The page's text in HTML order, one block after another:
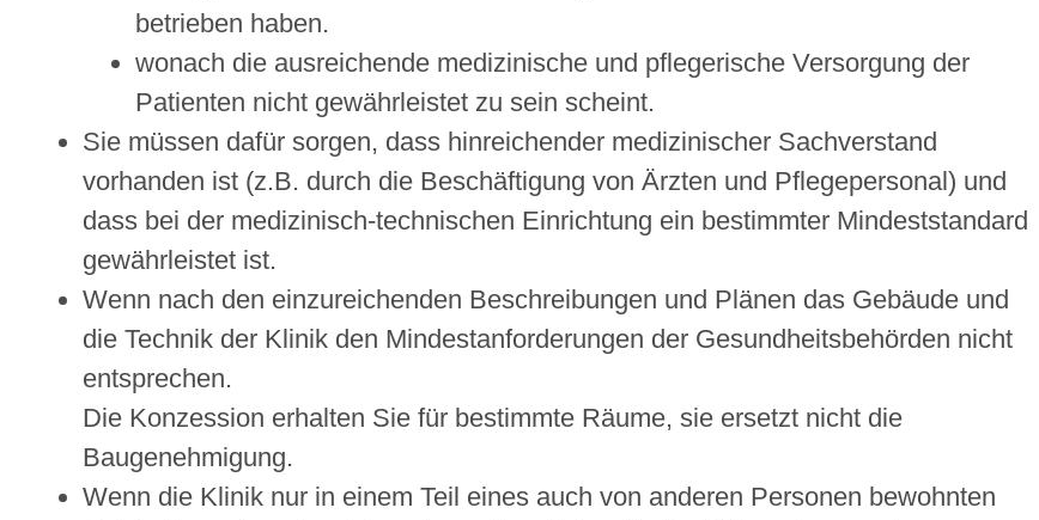
betrieben haben.
wonach die ausreichende medizinische und pflegerische Versorgung der
Patienten nicht gewährleistet zu sein scheint.
Sie müssen dafür sorgen, dass hinreichender medizinischer Sachverstand
vorhanden ist (z.B. durch die Beschäftigung von Ärzten und Pflegepersonal) und
dass bei der medizinisch-technischen Einrichtung ein bestimmter Mindeststandard
gewährleistet ist.
Wenn nach den einzureichenden Beschreibungen und Plänen das Gebäude und
die Technik der Klinik den Mindestanforderungen der Gesundheitsbehörden nicht
entsprechen.
Die Konzession erhalten Sie für bestimmte Räume, sie ersetzt nicht die
Baugenehmigung.
Wenn die Klinik nur in einem Teil eines auch von anderen Personen bewohnten